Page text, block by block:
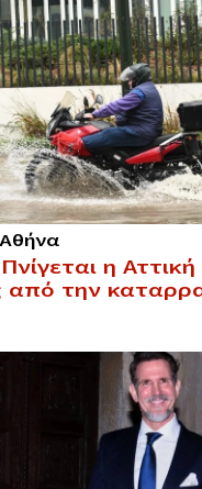
Αθήνα
η Αττική
από την